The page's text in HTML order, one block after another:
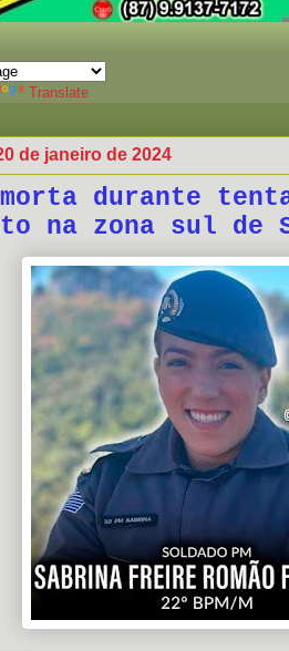
Translate
de janeiro de 2024
morta durante
na zona sul de